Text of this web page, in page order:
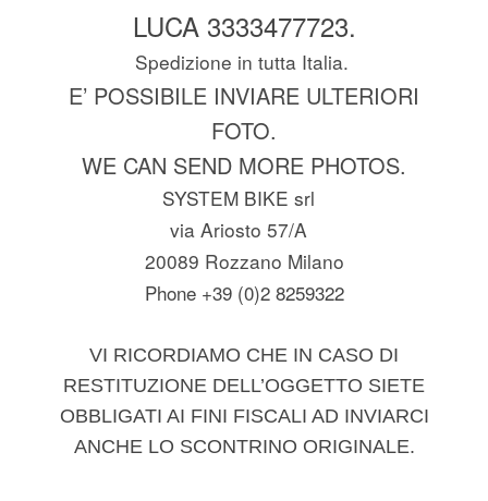
LUCA 3333477723.
Spedizione in tutta Italia.
E’ POSSIBILE INVIARE ULTERIORI
FOTO.
WE CAN SEND MORE PHOTOS.
SYSTEM BIKE srl
via Ariosto 57/A
20089 Rozzano Milano
Phone +39 (0)2 8259322
VI RICORDIAMO CHE IN CASO DI
RESTITUZIONE DELL’OGGETTO SIETE
OBBLIGATI AI FINI FISCALI AD INVIARCI
ANCHE LO SCONTRINO ORIGINALE.